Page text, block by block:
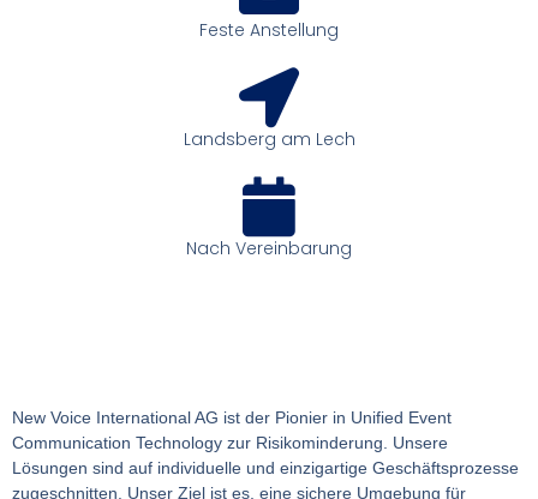
Feste Anstellung
Landsberg am Lech
Nach Vereinbarung
New Voice International AG ist der Pionier in Unified Event
Communication Technology zur Risikominderung. Unsere
Lösungen sind auf individuelle und einzigartige Geschäftsprozesse
zugeschnitten. Unser Ziel ist es, eine sichere Umgebung für